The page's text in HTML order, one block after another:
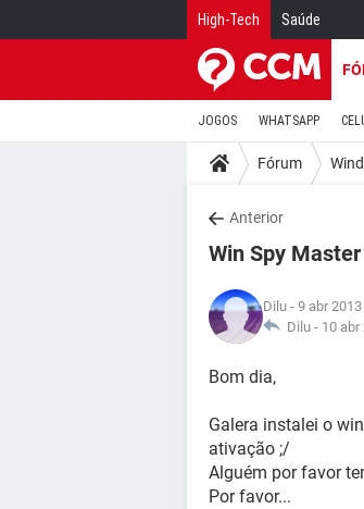
High-Tech Saúde
JOGOS WHATSAPP
Fórum
Anterior
Win Spy Master
Dilu - 9 abr
Dilu - 10 abr
Bom dia,
Galera instalei o
ativação ;/
Alguém por favor
Por favor...